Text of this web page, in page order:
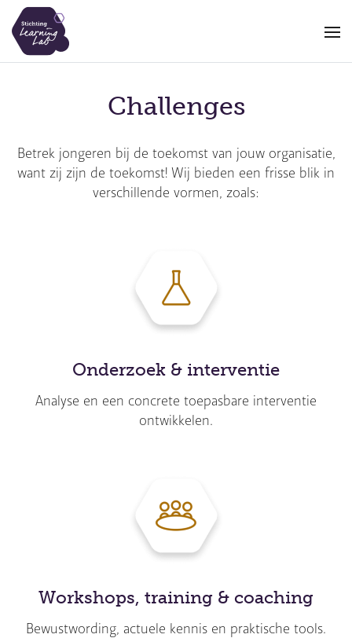
Overslaan
en
naar
de
Challenges
Betrek jongeren bij de toekomst van jouw organisatie,
want zij zijn de toekomst! Wij bieden een frisse blik in
verschillende vormen, zoals:
Onderzoek & interventie
Analyse en een concrete toepasbare interventie
ontwikkelen.
Workshops, training & coaching
Bewustwording, actuele kennis en praktische tools.